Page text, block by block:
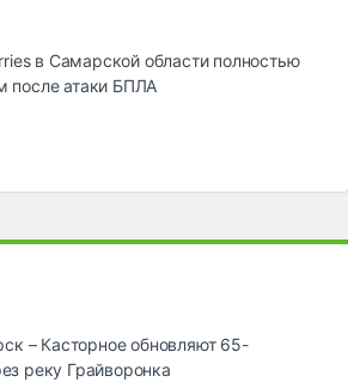
в Самарской области полностью
после атаки БПЛА
– Касторное обновляют 65-
реку Грайворонка